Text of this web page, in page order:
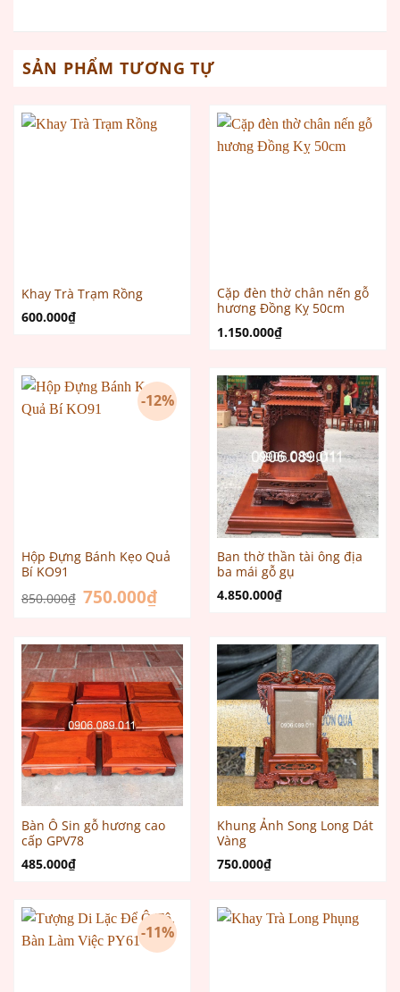
SẢN PHẨM TƯƠNG TỰ
Khay Trà Trạm Rồng
600.000₫
Cặp đèn thờ chân nến gỗ
hương Đồng Kỵ 50cm
1.150.000₫
-12%
Hộp Đựng Bánh Kẹo Quả
Bí KO91
850.000₫ Giá
gốc
750.000₫Giá
hiện
750.000₫.
Ban thờ thần tài ông địa
ba mái gỗ gụ
4.850.000₫
Bàn Ô Sin gỗ hương cao
cấp GPV78
485.000₫
Khung Ảnh Song Long Dát
Vàng
750.000₫
-11%